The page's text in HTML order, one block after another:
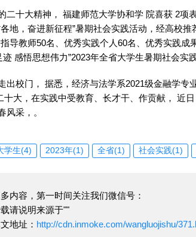
二十大精神， 福建师范大学协和学 院喜获 2项
地，奋进新征程”暑期社会实践活动，经高校
导教师50名、优秀实践个人60名、优秀实践成
迹 感悟思想伟力”2023年全省大学生暑期社会实
出校门， 据悉，经济与法学系2021级金融学专
十大，在实践中受教育、长才干、作贡献， 近
风采，。
学生(4) 2023年(1) 全省(1) 社会实践(1)
内容，第一时间关注我们微信号：
请说明来源于""
地址： http://cdn.inmoke.com/wangluojishu/